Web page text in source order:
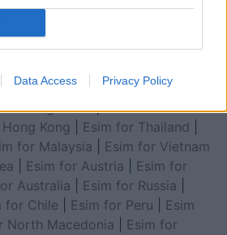
Data Access Privacy Policy
|Esim for Middle East|Esim for
for Canada
for Albania|Esim for Kosovo|
Algeria|Esim for Portugal
for Argentina|Esim for
Kong Esim for Thailand
for Malaysia
Esim for Vietnam
Esim for Austria
Esim for
Australia Esim for Russia
for Chile Esim for Peru
Esim
North Macedonia
Esim for